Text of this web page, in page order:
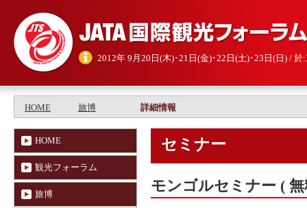
2012年 9月20日(木)･21日(金)･22日(土)･23日(日) /
HOME 旅博 詳細情報
HOME
観光フォーラム
旅博
セミナー
モンゴルセミナー ( 無